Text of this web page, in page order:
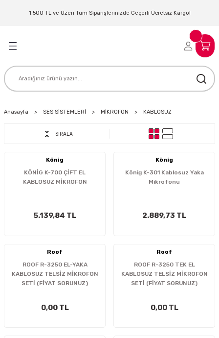
1.500 TL ve Üzeri Tüm Siparişlerinizde Geçerli Ücretsiz Kargo!
Geri Dön
Geri Dön
OYNATICI
Geri Dön
Geri Dön
( SES KARTLI )
Geri Dön
Geri Dön
Geri Dön
Geri Dön
Anasayfa SES SİSTEMLERİ MİKROFON KABLOSUZ
SIRALA
König
KÖNİG K-700 ÇİFT EL
KABLOSUZ MİKROFON
5.139,84 TL
König
König K-301 Kablosuz Yaka
Mikrofonu
2.889,73 TL
Roof
ROOF R-3250 EL-YAKA
KABLOSUZ TELSİZ MİKROFON
SETİ (FİYAT SORUNUZ)
0,00 TL
Roof
ROOF R-3250 TEK EL
KABLOSUZ TELSİZ MİKROFON
SETİ (FİYAT SORUNUZ)
0,00 TL